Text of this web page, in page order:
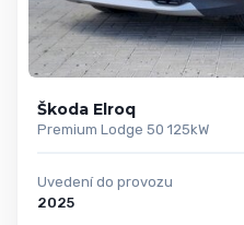
Škoda Elroq
Premium Lodge 50 125kW
Uvedení do provozu
2025